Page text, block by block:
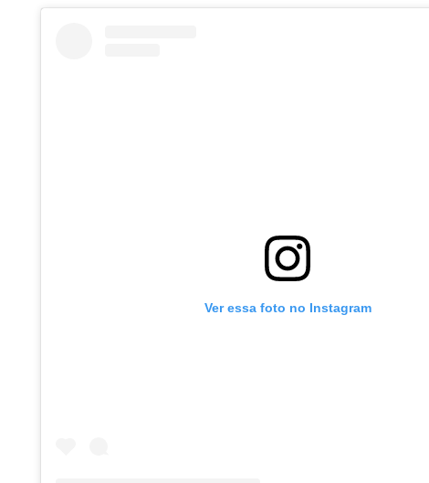
Ver essa foto no Instagram